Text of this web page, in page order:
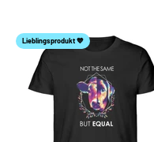
Lieblingsprodukt 💙